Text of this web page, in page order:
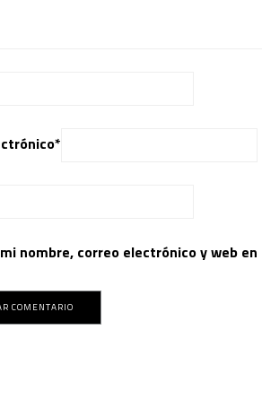
*
nombre, correo electrónico y web